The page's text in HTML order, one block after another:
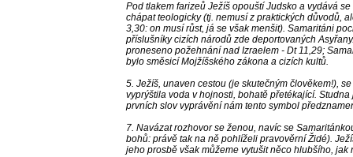
Pod tlakem farizeů Ježíš opouští Judsko a vydává
chápat teologicky (tj. nemusí z praktických důvodů,
3,30: on musí růst, já se však menšit). Samaritáni
příslušníky cizích národů zde deportovaných
proneseno požehnání nad Izraelem - Dt 11,29;
bylo směsicí Mojžíšského zákona a cizích kultů.
5. Ježíš, unaven cestou (je skutečným člověkem!),
vyprýštila voda v hojnosti, bohatě přetékající.
prvních slov vyprávění nám tento symbol
7. Navázat rozhovor se ženou, navíc se
bohů: právě tak na ně pohlíželi pravověrní Židé).
jeho prosbě však můžeme vytušit něco hlubšího,